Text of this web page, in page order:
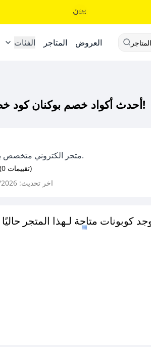
الفئات المتاجر العروض
أحدث أكواد خصم بوكنان كود خصم حصري لـ بوكنان الآن!
متجر الكتروني متخصص بتوفير عبايات مميزة.
(0 تقييمات)
اخر تحديث: 07/08/2026